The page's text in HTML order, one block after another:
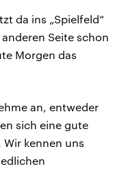
da ins „Spielfeld“
Seite schon
Morgen das
an, entweder
sich eine gute
kennen uns